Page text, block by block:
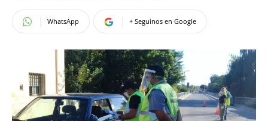
WhatsApp + Seguinos en Google